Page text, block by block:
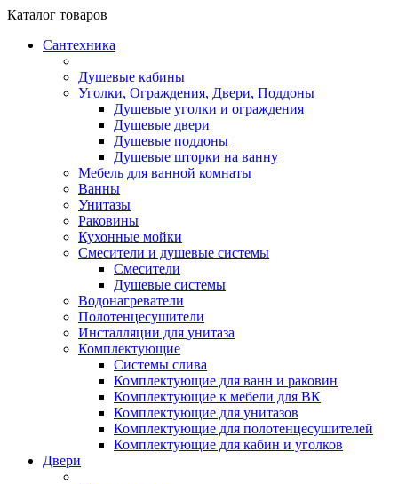
Каталог товаров
Сантехника
Душевые кабины
Уголки, Ограждения, Двери, Поддоны
Душевые уголки и ограждения
Душевые двери
Душевые поддоны
Душевые шторки на ванну
Мебель для ванной комнаты
Ванны
Унитазы
Раковины
Кухонные мойки
Смесители и душевые системы
Смесители
Душевые системы
Водонагреватели
Полотенцесушители
Инсталляции для унитаза
Комплектующие
Системы слива
Комплектующие для ванн и раковин
Комплектующие к мебели для ВК
Комплектующие для унитазов
Комплектующие для полотенцесушителей
Комплектующие для кабин и уголков
Двери